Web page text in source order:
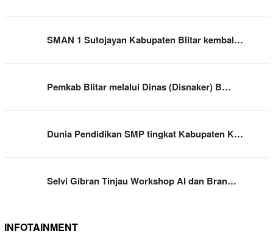
SMAN 1 Sutojayan Kabupaten Blitar kembal…
Pemkab Blitar melalui Dinas (Disnaker) B…
Dunia Pendidikan SMP tingkat Kabupaten K…
Selvi Gibran Tinjau Workshop AI dan Bran…
INFOTAINMENT